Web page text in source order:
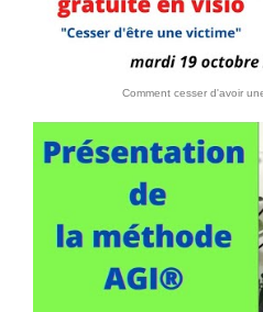
Comment cesser d'avoir